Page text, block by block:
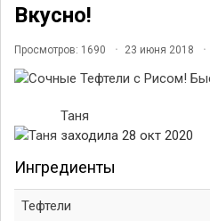
Вкусно!
Просмотров: 1690 23 июня 2018
Таня
заходила 28 окт 2020
Ингредиенты
Тефтели